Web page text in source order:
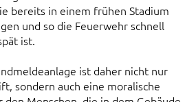
bereits in einem frühen Stadium
und so die Feuerwehr schnell
ist.
ist daher nicht nur
sondern auch eine moralische